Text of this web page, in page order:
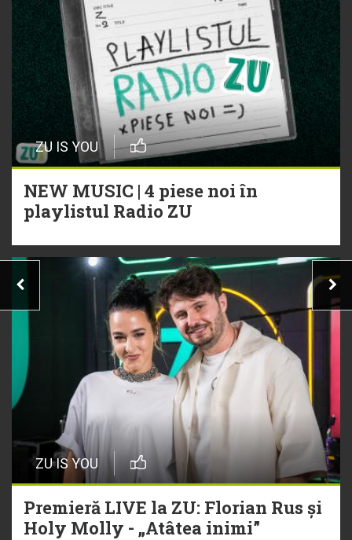
ZU IS YOU
NEW MUSIC | 4 piese noi în
playlistul Radio ZU
ZU IS YOU
Premieră LIVE la ZU: Florian Rus și
Holy Molly - „Atâtea inimi”